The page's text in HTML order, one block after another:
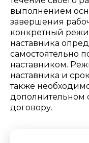
выполнением
завершения
конкретный
наставника
самостоятельно
наставником.
наставника и
также
дополнительном
договору.